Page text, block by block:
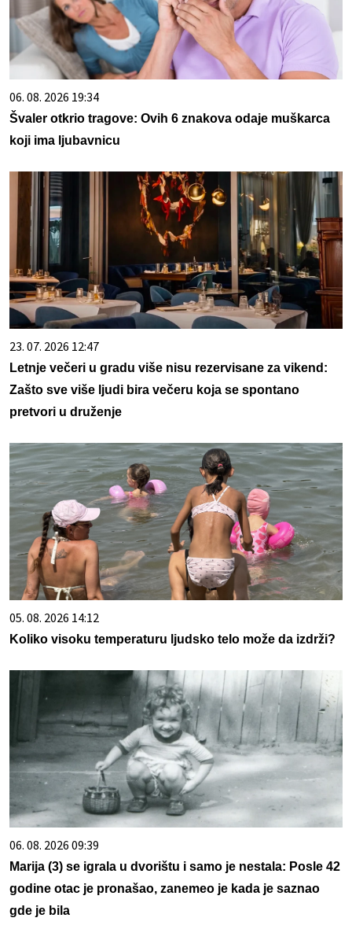
06. 08. 2026 19:34
Švaler otkrio tragove: Ovih 6 znakova odaje muškarca
koji ima ljubavnicu
23. 07. 2026 12:47
Letnje večeri u gradu više nisu rezervisane za vikend:
Zašto sve više ljudi bira večeru koja se spontano
pretvori u druženje
05. 08. 2026 14:12
Koliko visoku temperaturu ljudsko telo može da izdrži?
06. 08. 2026 09:39
Marija (3) se igrala u dvorištu i samo je nestala: Posle 42
godine otac je pronašao, zanemeo je kada je saznao
gde je bila